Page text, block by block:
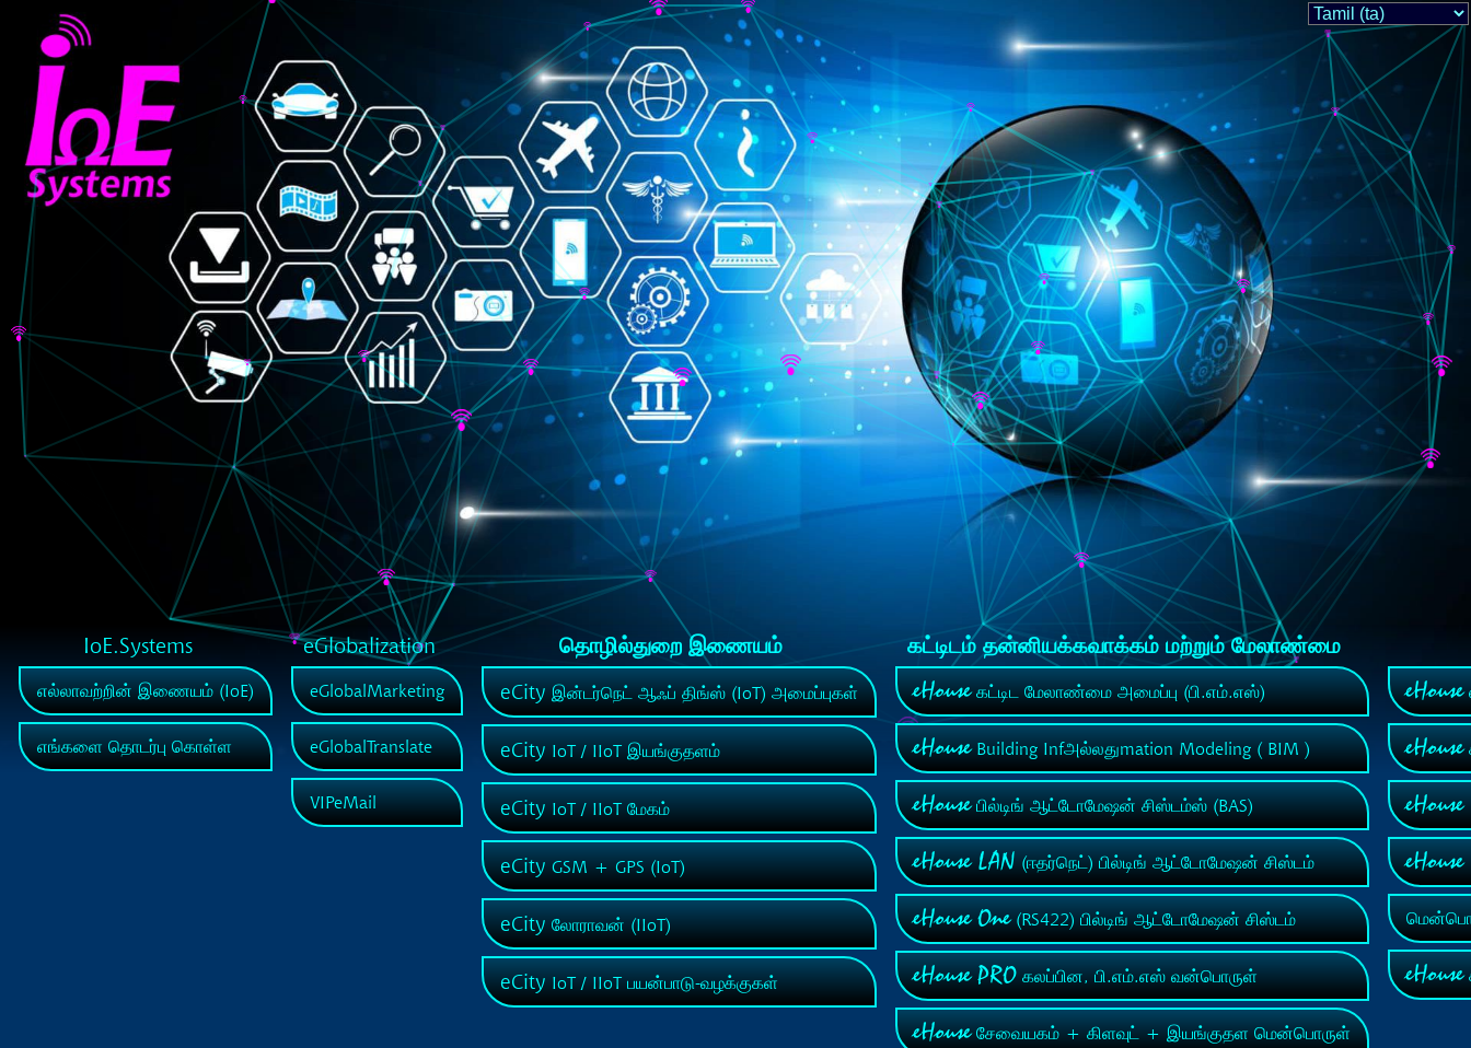
IoE.Systems eGlobalization தொழில்துறை இணையம் கட்டிடம் தன்னியக்கவாக்கம் மற்றும் மேலாண்மை
எல்லாவற்றின் இணையம் (IoE)
எங்களை தொடர்பு கொள்ள
eGlobalMarketing
eGlobalTranslate
VIPeMail
eCityஇன்டர்நெட் ஆஃப் திங்ஸ் (IoT) அமைப்புகள்
eCityIoT / IIoT இயங்குதளம்
eCityIoT / IIoT மேகம்
eCityGSM + GPS (IoT)
eCityலோராவன் (IIoT)
eCityIoT / IIoT பயன்பாடு-வழக்குகள்
eHouseகட்டிட மேலாண்மை அமைப்பு (பி.எம்.எஸ்)
eHouseBuilding Infஅல்லதுmation Modeling ( BIM )
eHouseபில்டிங் ஆட்டோமேஷன் சிஸ்டம்ஸ் (BAS)
eHouse LAN(ஈதர்நெட்) பில்டிங் ஆட்டோமேஷன் சிஸ்டம்
eHouse One(RS422) பில்டிங் ஆட்டோமேஷன் சிஸ்டம்
eHouse PROகலப்பின, பி.எம்.எஸ் வன்பொருள்
eHouseசேவையகம் + கிளவுட் + இயங்குதள மென்பொருள்
eHouse
eHouse
eHouse